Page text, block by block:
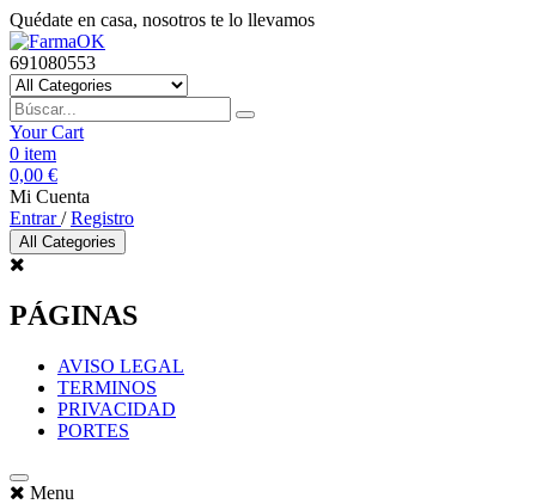
Quédate en casa, nosotros te lo llevamos
691080553
Your Cart
0 item
0,00 €
Mi Cuenta
Entrar/Registro
All Categories
PÁGINAS
AVISO LEGAL
TERMINOS
PRIVACIDAD
PORTES
Menu